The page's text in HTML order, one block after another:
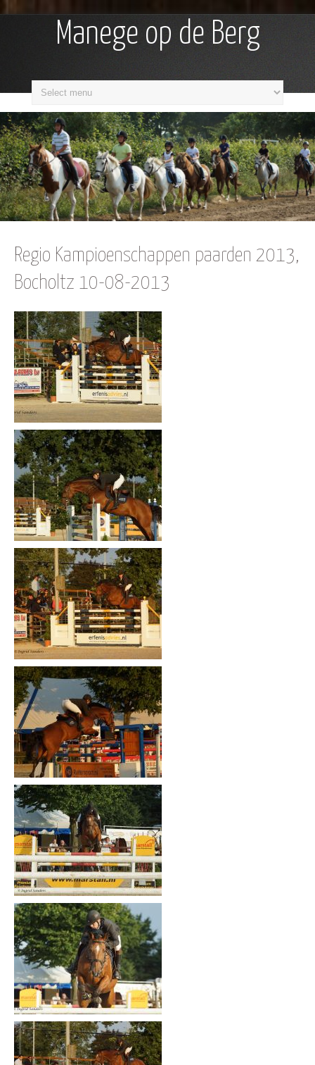
Manege op de Berg
Regio Kampioenschappen paarden 2013,
Bocholtz 10-08-2013